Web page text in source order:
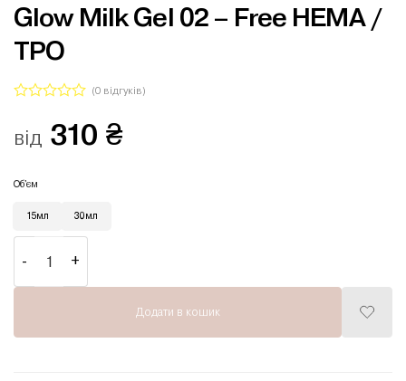
Glow Milk Gel 02 – Free HEMA /
TPO
0
(0відгуків)
від 310 ₴
Об'єм
15мл 30мл
Додати в кошик